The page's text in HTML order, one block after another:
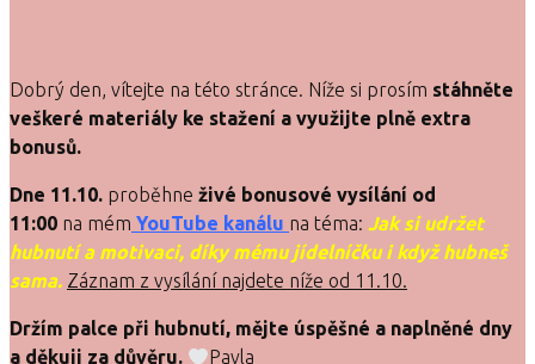
Dobrý den, vítejte na této stránce. Níže si prosím stáhněte
veškeré materiály ke stažení a využijte plně extra
bonusů.
Dne 11.10. proběhne živé bonusové vysílání od
11:00 na mém YouTube kanálu na téma: Jak si udržet
hubnutí a motivaci, díky mému jídelníčku i když hubneš
sama. Záznam z vysílání najdete níže od 11.10.
Držím palce při hubnutí, mějte úspěšné a naplněné dny
a děkuji za důvěru.
Pavla